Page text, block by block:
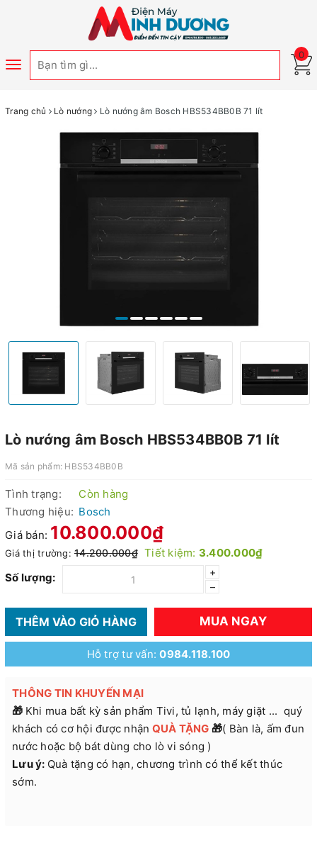
Toggle
0
Trang chủ Lò nướng Lò nướng âm Bosch HBS534BB0B 71 lít
Lò nướng âm Bosch HBS534BB0B 71 lít
Mã sản phẩm: HBS534BB0B
Tình trạng:
Còn hàng
Thương hiệu: Bosch
Giá bán: 10.800.000₫
Giá thị trường: 14.200.000₫ Tiết kiệm: 3.400.000₫
Số lượng:
+
–
THÊM VÀO GIỎ HÀNG MUA NGAY
Hỗ trợ tư vấn:0984.118.100
THÔNG TIN KHUYẾN MẠI
🎁 Khi mua bất kỳ sản phẩm Tivi, tủ lạnh, máy giặt ... quý
khách có cơ hội được nhận QUÀ TẶNG 🎁( Bàn là, ấm đun
nước hoặc bộ bát dùng cho lò vi sóng )
Lưu ý: Quà tặng có hạn, chương trình có thể kết thúc
sớm.